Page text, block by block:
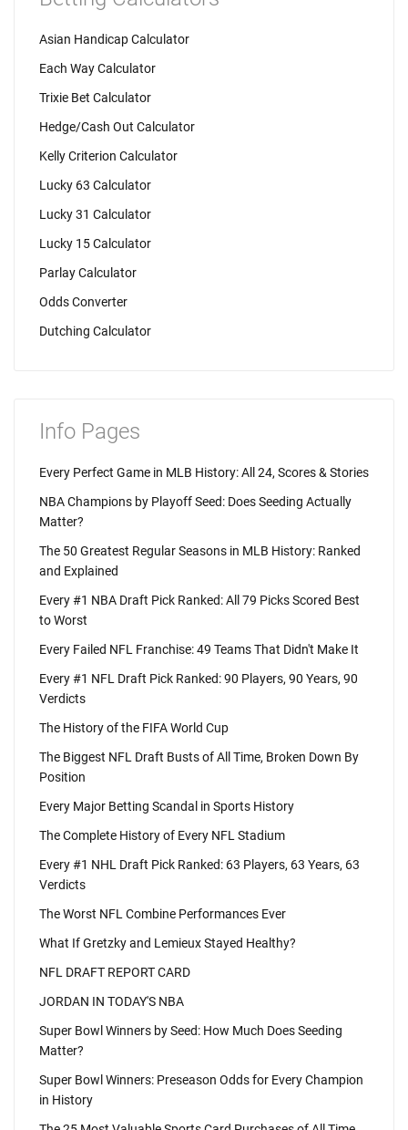
Asian Handicap Calculator
Each Way Calculator
Trixie Bet Calculator
Hedge/Cash Out Calculator
Kelly Criterion Calculator
Lucky 63 Calculator
Lucky 31 Calculator
Lucky 15 Calculator
Parlay Calculator
Odds Converter
Dutching Calculator
Info Pages
Every Perfect Game in MLB History: All 24, Scores & Stories
NBA Champions by Playoff Seed: Does Seeding Actually
Matter?
The 50 Greatest Regular Seasons in MLB History: Ranked
and Explained
Every #1 NBA Draft Pick Ranked: All 79 Picks Scored Best
to Worst
Every Failed NFL Franchise: 49 Teams That Didn't Make It
Every #1 NFL Draft Pick Ranked: 90 Players, 90 Years, 90
Verdicts
The History of the FIFA World Cup
The Biggest NFL Draft Busts of All Time, Broken Down By
Position
Every Major Betting Scandal in Sports History
The Complete History of Every NFL Stadium
Every #1 NHL Draft Pick Ranked: 63 Players, 63 Years, 63
Verdicts
The Worst NFL Combine Performances Ever
What If Gretzky and Lemieux Stayed Healthy?
NFL DRAFT REPORT CARD
JORDAN IN TODAY'S NBA
Super Bowl Winners by Seed: How Much Does Seeding
Matter?
Super Bowl Winners: Preseason Odds for Every Champion
in History